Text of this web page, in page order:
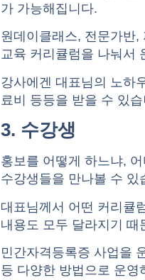
가 가능해집니다.
원데이클래스, 전문가반
교육 커리큘럼을 나눠서
강사에겐 대표님의 노하
료비 등등을 받을 수 있
3. 수강생
홍보를 어떻게 하느냐,
수강생들을 만나볼 수 있
대표님께서 어떤 커리큘
내용도 모두 달라지기 때
민간자격등록증 사업을
등 다양한 방법으로 운